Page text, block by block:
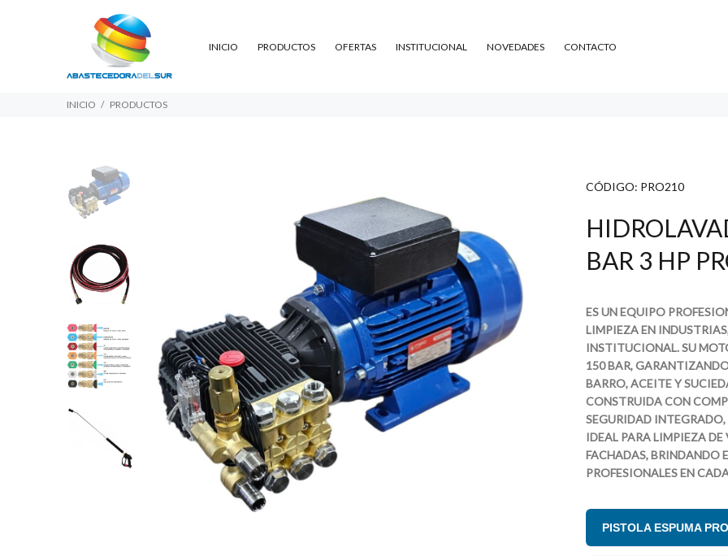
INICIO PRODUCTOS OFERTAS INSTITUCIONAL NOVEDADES CONTACTO
INICIO PRODUCTOS
CÓDIGO: PRO210
BAR 3 HP
ES UN EQUIPO
LIMPIEZA EN
INSTITUCIONAL. SU
150 BAR,
BARRO, ACEITE Y
CONSTRUIDA CON
SEGURIDAD
IDEAL PARA LIMPIEZA
FACHADAS, BRINDANDO
PROFESIONALES EN
PISTOLA ESPUMA